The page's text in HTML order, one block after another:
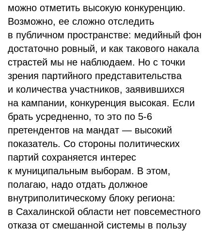
можно отметить высокую конкуренцию.
Возможно, ее сложно отследить
в публичном пространстве: медийный фон
достаточно ровный, и как такового накала
страстей мы не наблюдаем. Но с точки
зрения партийного представительства
и количества участников, заявившихся
на кампании, конкуренция высокая. Если
брать усредненно, то это по 5-6
претендентов на мандат — высокий
показатель. Со стороны политических
партий сохраняется интерес
к муниципальным выборам. В этом,
полагаю, надо отдать должное
внутриполитическому блоку региона:
в Сахалинской области нет повсеместного
отказа от смешанной системы в пользу